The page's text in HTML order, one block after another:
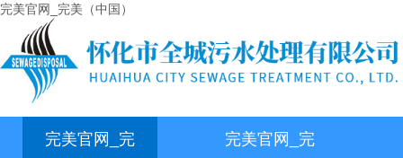
完美官网_完美（中国）
完美官网_完 完美官网_完